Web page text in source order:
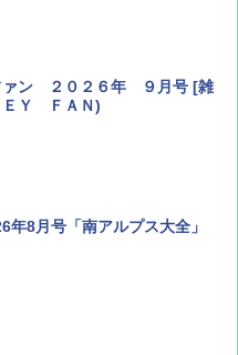
ァン ２０２６年 ９月号 [雑
ＥＹ ＦＡＮ)
年8月号「南アルプス大全」